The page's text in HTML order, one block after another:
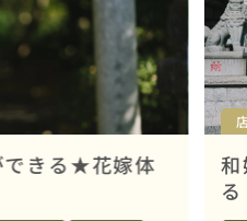
できる★花嫁体